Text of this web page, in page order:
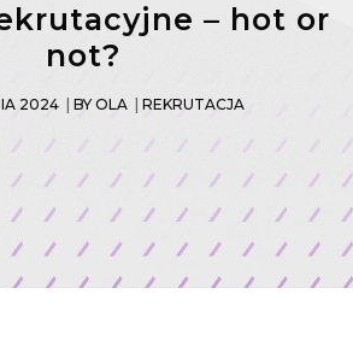
– hot or
not?
2024 BY OLA REKRUTACJA